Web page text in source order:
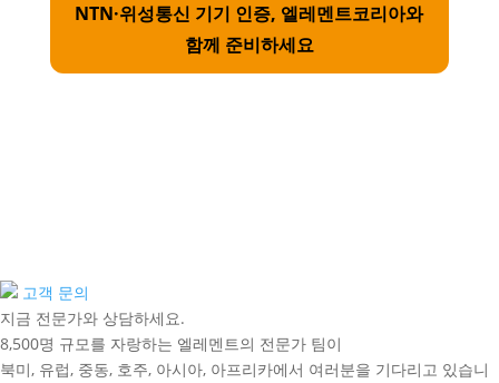
NTN·위성통신 기기 인증, 엘레멘트코리아와
함께 준비하세요
고객 문의
지금 전문가와 상담하세요.
8,500명 규모를 자랑하는 엘레멘트의 전문가 팀이
북미, 유럽, 중동, 호주, 아시아, 아프리카에서 여러분을 기다리고 있습니